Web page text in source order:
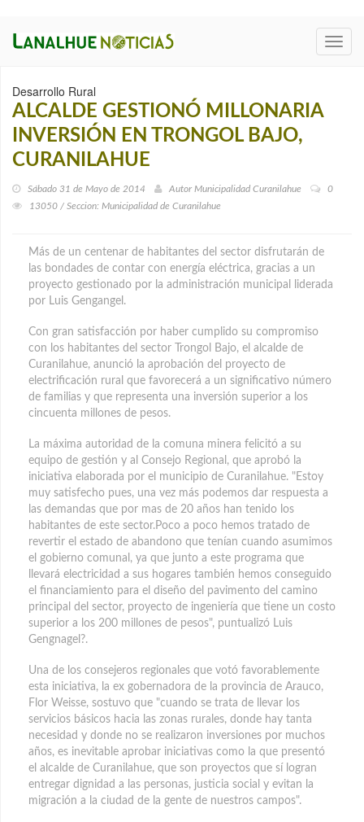
Desarrollo Rural
ALCALDE GESTIONÓ MILLONARIA
INVERSIÓN EN TRONGOL BAJO,
CURANILAHUE
Sábado 31 de Mayo de 2014 Autor Municipalidad Curanilahue
0
13050 / Seccion: Municipalidad de Curanilahue
Más de un centenar de habitantes del sector disfrutarán de
las bondades de contar con energía eléctrica, gracias a un
proyecto gestionado por la administración municipal liderada
por Luis Gengangel.
Con gran satisfacción por haber cumplido su compromiso
con los habitantes del sector Trongol Bajo, el alcalde de
Curanilahue, anunció la aprobación del proyecto de
electrificación rural que favorecerá a un significativo número
de familias y que representa una inversión superior a los
cincuenta millones de pesos.
La máxima autoridad de la comuna minera felicitó a su
equipo de gestión y al Consejo Regional, que aprobó la
iniciativa elaborada por el municipio de Curanilahue. "Estoy
muy satisfecho pues, una vez más podemos dar respuesta a
las demandas que por mas de 20 años han tenido los
habitantes de este sector.Poco a poco hemos tratado de
revertir el estado de abandono que tenían cuando asumimos
el gobierno comunal, ya que junto a este programa que
llevará electricidad a sus hogares también hemos conseguido
el financiamiento para el diseño del pavimento del camino
principal del sector, proyecto de ingeniería que tiene un costo
superior a los 200 millones de pesos", puntualizó Luis
Gengnagel?.
Una de los consejeros regionales que votó favorablemente
esta iniciativa, la ex gobernadora de la provincia de Arauco,
Flor Weisse, sostuvo que "cuando se trata de llevar los
servicios básicos hacia las zonas rurales, donde hay tanta
necesidad y donde no se realizaron inversiones por muchos
años, es inevitable aprobar iniciativas como la que presentó
el alcalde de Curanilahue, que son proyectos que sí logran
entregar dignidad a las personas, justicia social y evitan la
migración a la ciudad de la gente de nuestros campos".